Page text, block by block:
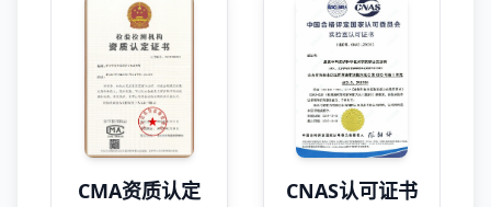
CMA资质认定
CNAS认可证书